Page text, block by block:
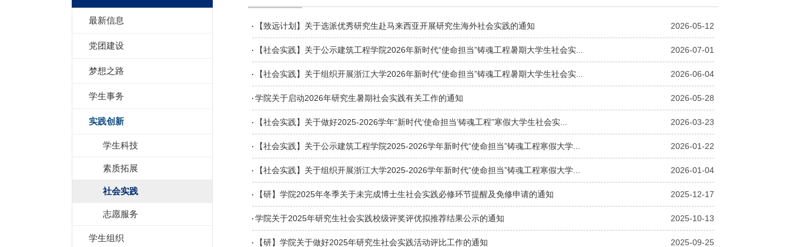
最新信息
党团建设
梦想之路
学生事务
实践创新
学生科技
素质拓展
社会实践
志愿服务
学生组织
【致远计划】关于选派优秀研究生赴马来西亚开展研究生海外社会实践的通知 2026-05-12
【社会实践】关于公示建筑工程学院2026年新时代“使命担当”铸魂工程暑期大学生社会实... 2026-07-01
【社会实践】关于组织开展浙江大学2026年新时代“使命担当”铸魂工程暑期大学生社会实... 2026-06-04
学院关于启动2026年研究生暑期社会实践有关工作的通知 2026-05-28
【社会实践】关于做好2025-2026学年“新时代‘使命担当’铸魂工程”寒假大学生社会实... 2026-03-23
【社会实践】关于公示建筑工程学院2025-2026学年新时代“使命担当”铸魂工程寒假大学... 2026-01-22
【社会实践】关于组织开展浙江大学2025-2026学年新时代“使命担当”铸魂工程寒假大学... 2026-01-04
【研】学院2025年冬季关于未完成博士生社会实践必修环节提醒及免修申请的通知 2025-12-17
学院关于2025年研究生社会实践校级评奖评优拟推荐结果公示的通知 2025-10-13
【研】学院关于做好2025年研究生社会实践活动评比工作的通知 2025-09-25